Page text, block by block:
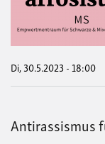
Di, 30.5.2023 - 18:00
Antirassismus